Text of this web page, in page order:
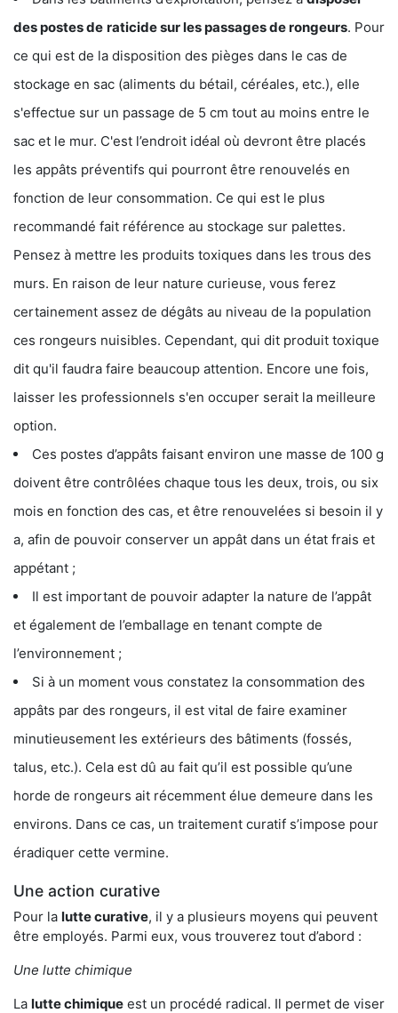
des postes de raticide sur les passages de rongeurs. Pour
ce qui est de la disposition des pièges dans le cas de
stockage en sac (aliments du bétail, céréales, etc.), elle
s'effectue sur un passage de 5 cm tout au moins entre le
sac et le mur. C'est l’endroit idéal où devront être placés
les appâts préventifs qui pourront être renouvelés en
fonction de leur consommation. Ce qui est le plus
recommandé fait référence au stockage sur palettes.
Pensez à mettre les produits toxiques dans les trous des
murs. En raison de leur nature curieuse, vous ferez
certainement assez de dégâts au niveau de la population
ces rongeurs nuisibles. Cependant, qui dit produit toxique
dit qu'il faudra faire beaucoup attention. Encore une fois,
laisser les professionnels s'en occuper serait la meilleure
option.
Ces postes d’appâts faisant environ une masse de 100 g
doivent être contrôlées chaque tous les deux, trois, ou six
mois en fonction des cas, et être renouvelées si besoin il y
a, afin de pouvoir conserver un appât dans un état frais et
appétant ;
Il est important de pouvoir adapter la nature de l’appât
et également de l’emballage en tenant compte de
l’environnement ;
Si à un moment vous constatez la consommation des
appâts par des rongeurs, il est vital de faire examiner
minutieusement les extérieurs des bâtiments (fossés,
talus, etc.). Cela est dû au fait qu’il est possible qu’une
horde de rongeurs ait récemment élue demeure dans les
environs. Dans ce cas, un traitement curatif s’impose pour
éradiquer cette vermine.
Une action curative
Pour la lutte curative, il y a plusieurs moyens qui peuvent
être employés. Parmi eux, vous trouverez tout d’abord :
Une lutte chimique
La lutte chimique est un procédé radical. Il permet de viser